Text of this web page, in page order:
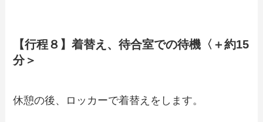
【行程８】着替え、待合室での待機〈＋約15
分＞
休憩の後、ロッカーで着替えをします。